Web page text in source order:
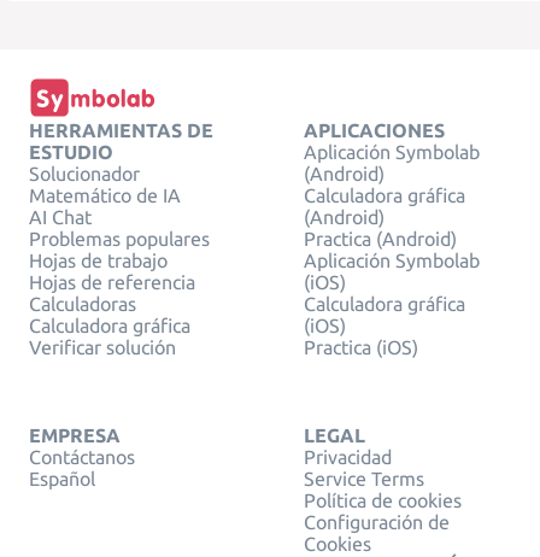
HERRAMIENTAS DE
ESTUDIO
Solucionador
Matemático de IA
AI Chat
Problemas populares
Hojas de trabajo
Hojas de referencia
Calculadoras
Calculadora gráfica
Verificar solución
APLICACIONES
Aplicación Symbolab
(Android)
Calculadora gráfica
(Android)
Practica (Android)
Aplicación Symbolab
(iOS)
Calculadora gráfica
(iOS)
Practica (iOS)
EMPRESA
Contáctanos
Español
LEGAL
Privacidad
Service Terms
Política de cookies
Configuración de
Cookies